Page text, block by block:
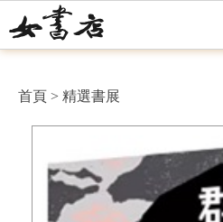
首頁 > 精選書展